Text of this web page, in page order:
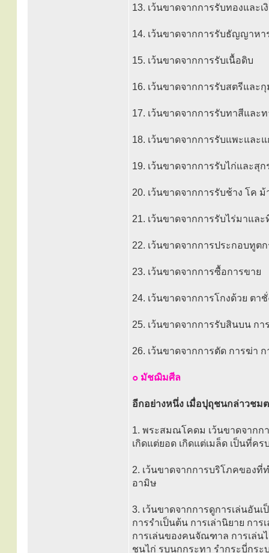
13. เว้นขาดจากการรับทองและเ
14. เว้นขาดจากการรับธัญญาหา
15. เว้นขาดจากการรับเนื้อดิบ
16. เว้นขาดจากการรับสตรีและ
17. เว้นขาดจากการรับทาสีและ
18. เว้นขาดจากการรับแพะและ
19. เว้นขาดจากการรับไก่และสุก
20. เว้นขาดจากการรับช้าง โค ม้
21. เว้นขาดจากการรับไร่มาแล
22. เว้นขาดจากการประกอบทูต
23. เว้นขาดจากการซื้อการขาย
24. เว้นขาดจากการโกงด้วย ตา
25. เว้นขาดจากการรับสินบน ก
26. เว้นขาดจากการตัด การฆ่า
๐ มัชฌิมศีล
อีกอย่างหนึ่ง เมื่อปุถุชนกล่าวชม
1. พระสมณโคดม เว้นขาดจากก
เกิดแต่ยอด เกิดแต่เมล็ด เป็นที่คร
2. เว้นขาดจากการบริโภคของที่
อามิษ
3. เว้นขาดจากการดูการเล่นอัน
การรำเป็นต้น การเล่านิยาย กา
การเล่นของคนจัณฑาล การเล่
ชนไก่ รบนกกระทา รำกระบี่กร